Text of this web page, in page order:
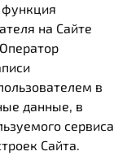
на Сайте
в
данные, в
сервиса
Сайта.